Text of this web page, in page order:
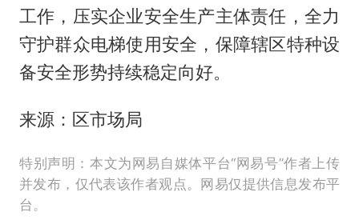
工作，压实企业安全生产主体责任，全力
守护群众电梯使用安全，保障辖区特种设
备安全形势持续稳定向好。
来源：区市场局
特别声明：本文为网易自媒体平台“网易号”作者上传
并发布，仅代表该作者观点。网易仅提供信息发布平
台。